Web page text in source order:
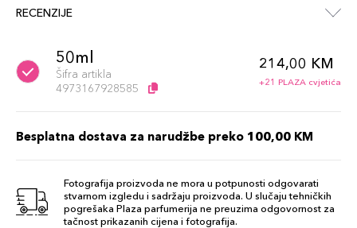
RECENZIJE
50ml
Šifra artikla
4973167928585
214,00 KM
+21 PLAZA cvjetića
Besplatna dostava za narudžbe preko 100,00 KM
Fotografija proizvoda ne mora u potpunosti odgovarati
stvarnom izgledu i sadržaju proizvoda. U slučaju tehničkih
pogrešaka Plaza parfumerija ne preuzima odgovornost za
tačnost prikazanih cijena i fotografija.